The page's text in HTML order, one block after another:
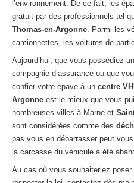
l’environnement. De ce fait, les
gratuit par des professionnels tel
Thomas-en-Argonne. Parmi les
camionnettes, les voitures de
Aujourd’hui, que vous possédiez
compagnie d’assurance ou que
confier votre épave à un centre
Argonne est le mieux que vous
nombreuses villes à Marne et
sont considérées comme des
pas vous en débarrasser peut
la carcasse du véhicule a été
Au cas où vous souhaiteriez